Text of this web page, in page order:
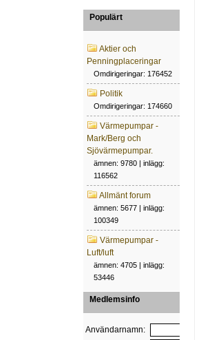
Populärt
Aktier och
Penningplaceringar
Omdirigeringar: 176452
Politik
Omdirigeringar: 174660
Värmepumpar -
Mark/Berg och
Sjövärmepumpar.
ämnen: 9780 | inlägg:
116562
Allmänt forum
ämnen: 5677 | inlägg:
100349
Värmepumpar -
Luft/luft
ämnen: 4705 | inlägg:
53446
Medlemsinfo
Användarnamn: